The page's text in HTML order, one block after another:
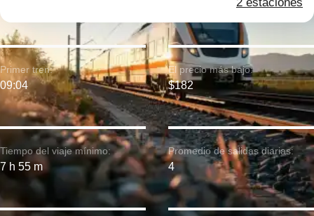
Tiempo del viaje mínimo:
7 h 55 m
Primer tren:
09:04
El precio más bajo:
$182
Promedio de salidas diarias:
4